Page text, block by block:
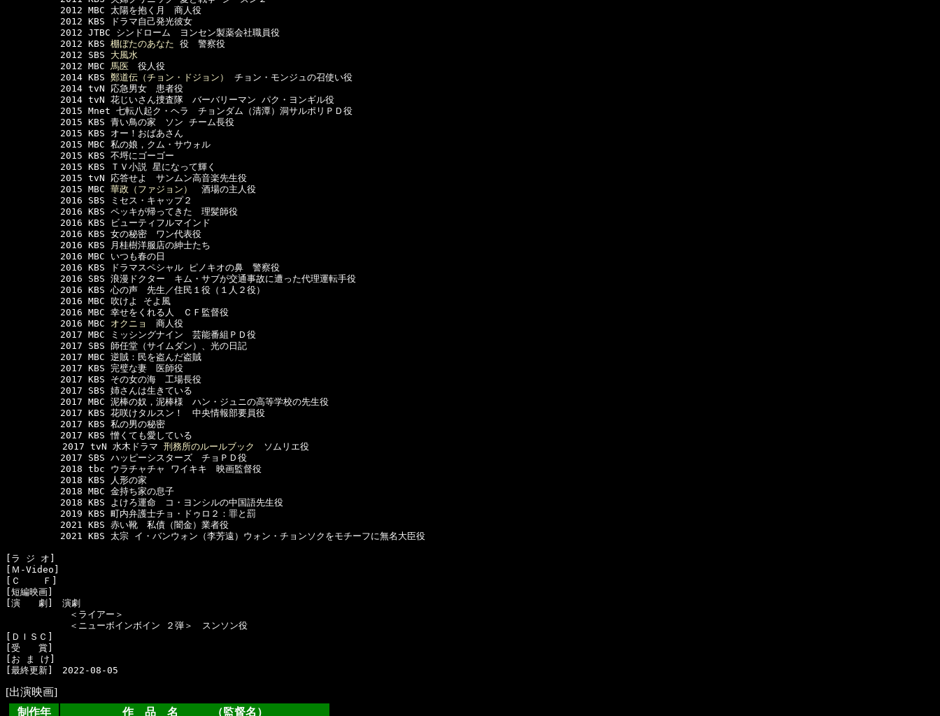
2012 MBC 太陽を抱く月　商人役
2012 KBS ドラマ自己発光彼女
2012 JTBC シンドローム　ヨンセン製薬会社職員役
2012 KBS 棚ぼたのあなた 役　警察役
2012 SBS 大風水
2012 MBC 馬医 役人役
2014 KBS 鄭道伝（チョン・ドジョン）
チョン・モンジュの召使い役
2014 tvN 応急男女　患者役
2014 tvN 花じいさん捜査隊　バーバリーマン パク・ヨンギル役
2015 Mnet 七転八起ク・ヘラ　チョンダム（清潭）洞サルポリＰＤ役
2015 KBS 青い鳥の家　ソン チーム長役
2015 KBS オー！おばあさん
2015 MBC 私の娘，クム・サウォル
2015 KBS 不埒にゴーゴー
2015 KBS ＴＶ小説 星になって輝く
2015 tvN 応答せよ　サンムン高音楽先生役
2015 MBC 華政（ファジョン）
酒場の主人役
2016 SBS ミセス・キャップ２
2016 KBS ペッキが帰ってきた　理髪師役
2016 KBS ビューティフルマインド
2016 KBS 女の秘密　ワン代表役
2016 KBS 月桂樹洋服店の紳士たち
2016 MBC いつも春の日
2016 KBS ドラマスペシャル ピノキオの鼻　警察役
2016 SBS 浪漫ドクター　キム・サブが交通事故に遭った代理運転手役
2016 KBS 心の声　先生／住民１役（１人２役）
2016 MBC 吹けよ そよ風
2016 MBC 幸せをくれる人　ＣＦ監督役
2016 MBC オクニョ
商人役
2017 MBC ミッシングナイン　芸能番組ＰＤ役
2017 SBS 師任堂（サイムダン）、光の日記
2017 MBC 逆賊：民を盗んだ盗賊
2017 KBS 完璧な妻　医師役
2017 KBS その女の海　工場長役
2017 SBS 姉さんは生きている
2017 MBC 泥棒の奴，泥棒様　ハン・ジュニの高等学校の先生役
2017 KBS 花咲けタルスン！　中央情報部要員役
2017 KBS 私の男の秘密
2017 KBS 憎くても愛している
  　　　　　2017 tvN 水木ドラマ
刑務所のルールブック
ソムリエ役
2017 SBS ハッピーシスターズ　チョＰＤ役
2018 tbc ウラチャチャ ワイキキ　映画監督役
2018 KBS 人形の家
2018 MBC 金持ち家の息子
2018 KBS よけろ運命　コ・ヨンシルの中国語先生役
2019 KBS 町内弁護士チョ・ドゥロ２：罪と罰
2021 KBS 赤い靴　私債（闇金）業者役
2021 KBS 太宗 イ・バンウォン（李芳遠）ウォン・チョンソクをモチーフに無名大臣役
[ラ ジ オ]
[Ｍ-Video]
[Ｃ    Ｆ]
[短編映画]
[演　　劇]　演劇
＜ライアー＞
＜ニューボインボイン ２弾＞　スンソン役
[ＤＩＳＣ]
[受　　賞]
[お ま け]
[出演映画]
制作年
作 品 名 （監督名）